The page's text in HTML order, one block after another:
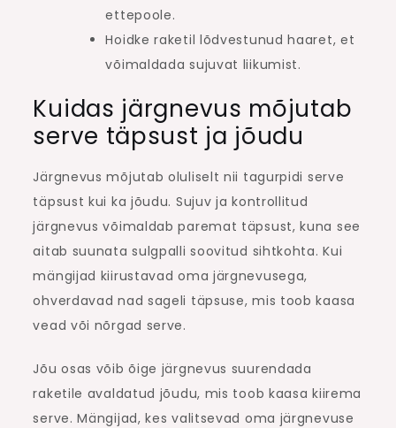
ettepoole.
Hoidke raketil lõdvestunud haaret, et
võimaldada sujuvat liikumist.
Kuidas järgnevus mõjutab
serve täpsust ja jõudu
Järgnevus mõjutab oluliselt nii tagurpidi serve
täpsust kui ka jõudu. Sujuv ja kontrollitud
järgnevus võimaldab paremat täpsust, kuna see
aitab suunata sulgpalli soovitud sihtkohta. Kui
mängijad kiirustavad oma järgnevusega,
ohverdavad nad sageli täpsuse, mis toob kaasa
vead või nõrgad serve.
Jõu osas võib õige järgnevus suurendada
raketile avaldatud jõudu, mis toob kaasa kiirema
serve. Mängijad, kes valitsevad oma järgnevuse